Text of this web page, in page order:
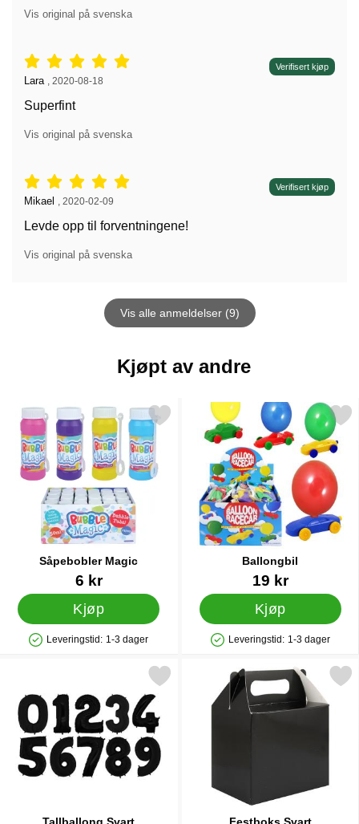
Vis original på svenska
Vurdering: 5 stjerne av 5, Verifisert kjøp
Anmeldelse av:
Lara 2020-08-18
Superfint
Vis original på svenska
Vurdering: 5 stjerne av 5, Verifisert kjøp
Anmeldelse av:
Mikael 2020-02-09
Levde opp til forventningene!
Vis original på svenska
Vis alle anmeldelser (9)
Kjøpt av andre
Såpebobler Magic
Varenummer 12437
6 kr
Kjøp
Produkttilgjengelighet: På lager
Leveringstid: 1-3 dager
Merk såpebobler Magic som favoritt
Ballongbil
Varenummer 13283
19 kr
Kjøp
Produkttilgjengelighet: På lager
Leveringstid: 1-3 dager
Merk ballongbil
Merk tallballong Svart som favorittMerk festboks